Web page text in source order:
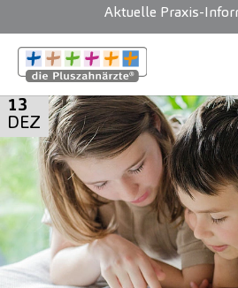
Zum Hauptinhalt springen
Aktuelle Praxis-
13
DEZ